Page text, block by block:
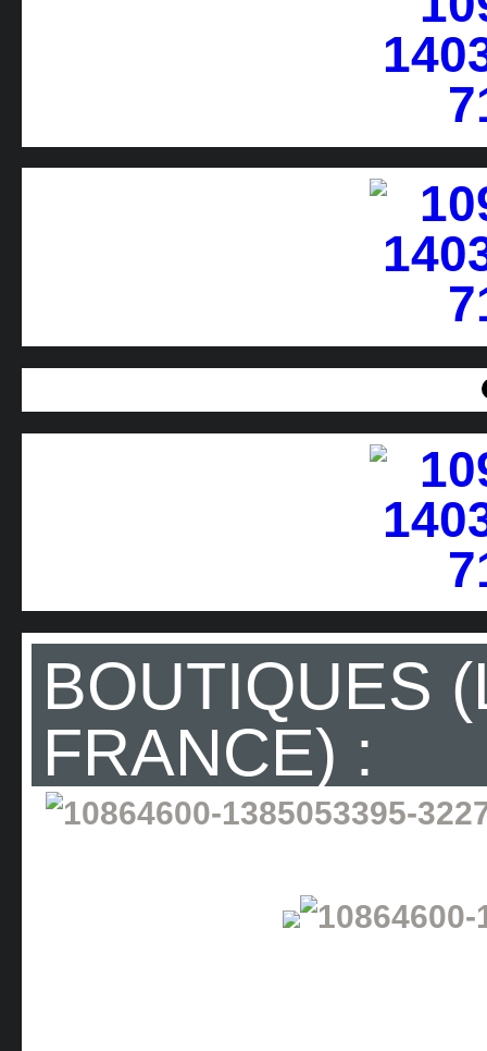
BOUTIQUES
FRANCE) :